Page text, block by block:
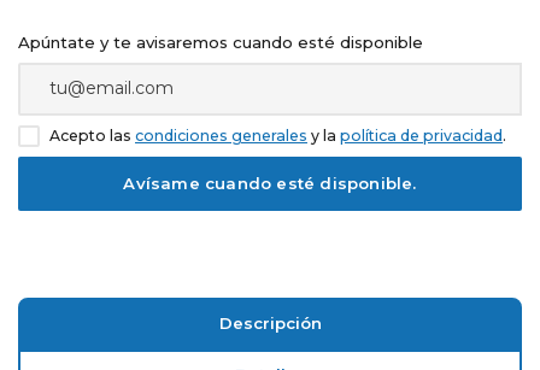
Apúntate y te avisaremos cuando esté disponible
Acepto las condiciones generales y la política de privacidad .
Descripción